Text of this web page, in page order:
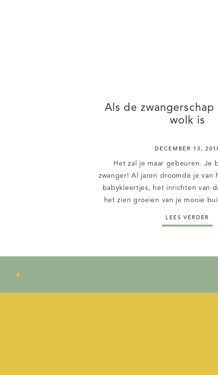
Als de
wolk is
DECEMBER 13,
Het zal je maar gebeuren. Je
zwanger! Al jaren droomde je van
babykleertjes, het inrichten van
het zien groeien van je mooie
voor altijd samen. Je
LEES VERDER